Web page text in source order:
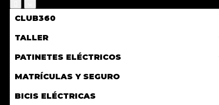
CLUB360
TALLER
PATINETES ELÉCTRICOS
MATRÍCULAS Y SEGURO
BICIS ELÉCTRICAS